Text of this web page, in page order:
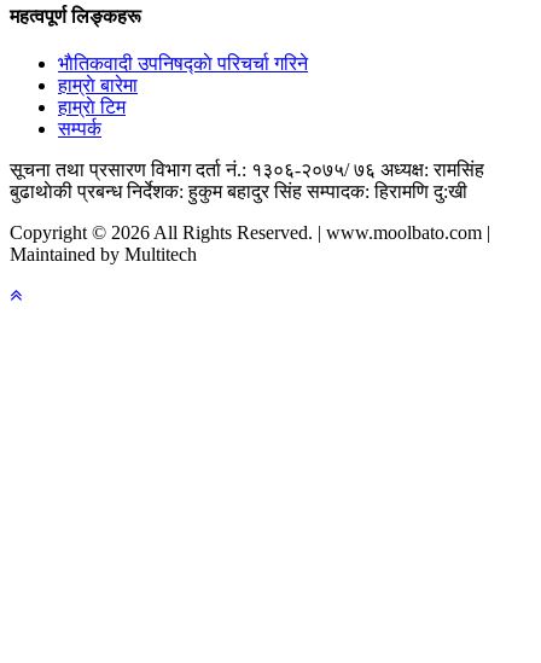
महत्वपूर्ण लिङ्कहरू
भाैतिकवादी उपनिषद्काे परिचर्चा गरिने
हाम्राे बारेमा
हाम्राे टिम
सम्पर्क
सूचना तथा प्रसारण विभाग दर्ता नं.: १३०६-२०७५/ ७६ अध्यक्ष: रामसिंह
बुढाथाेकी प्रबन्ध निर्देशक: हुकुम बहादुर सिंह सम्पादक: हिरामणि दु:खी
Copyright © 2026 All Rights Reserved. | www.moolbato.com |
Maintained by Multitech